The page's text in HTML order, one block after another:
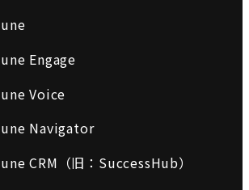
Engage
Voice
Navigator
CRM（旧：SuccessHub）